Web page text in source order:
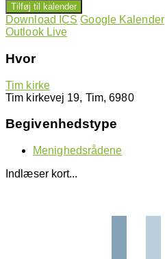
Tilføj til kalender
Download ICS Google Kalender
Outlook Live
Hvor
Tim kirke
Tim kirkevej 19, Tim, 6980
Begivenhedstype
Menighedsrådene
Indlæser kort...